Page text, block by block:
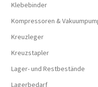
Klebebinder
Kompressoren &
Kreuzleger
Kreuzstapler
Lager- und Restbestände
Lagerbedarf